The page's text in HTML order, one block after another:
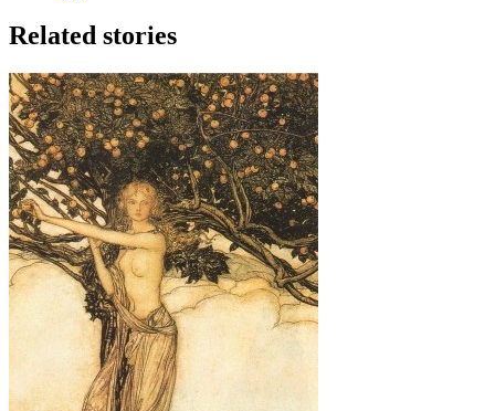
Related stories